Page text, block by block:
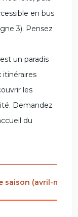
en bus
3). Pensez
un paradis
itinéraires
les
Demandez
du
saison (avril-mai &